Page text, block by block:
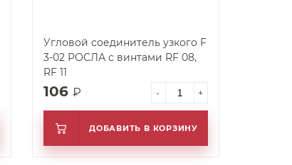
Угловой соединитель узкого F
3-02 РОСЛА с винтами RF 08,
RF 11
106 ₽ - +
ДОБАВИТЬ В КОРЗИНУ